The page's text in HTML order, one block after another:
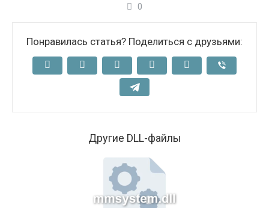
0
Понравилась статья? Поделиться с друзьями:
Другие DLL-файлы